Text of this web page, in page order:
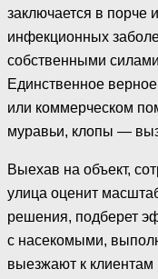
заключается в порче
инфекционных
собственными
Единственное
или коммерческом
муравьи, клопы —
Выехав на объект,
улица оценит
решения, подберет
с насекомыми,
выезжают к